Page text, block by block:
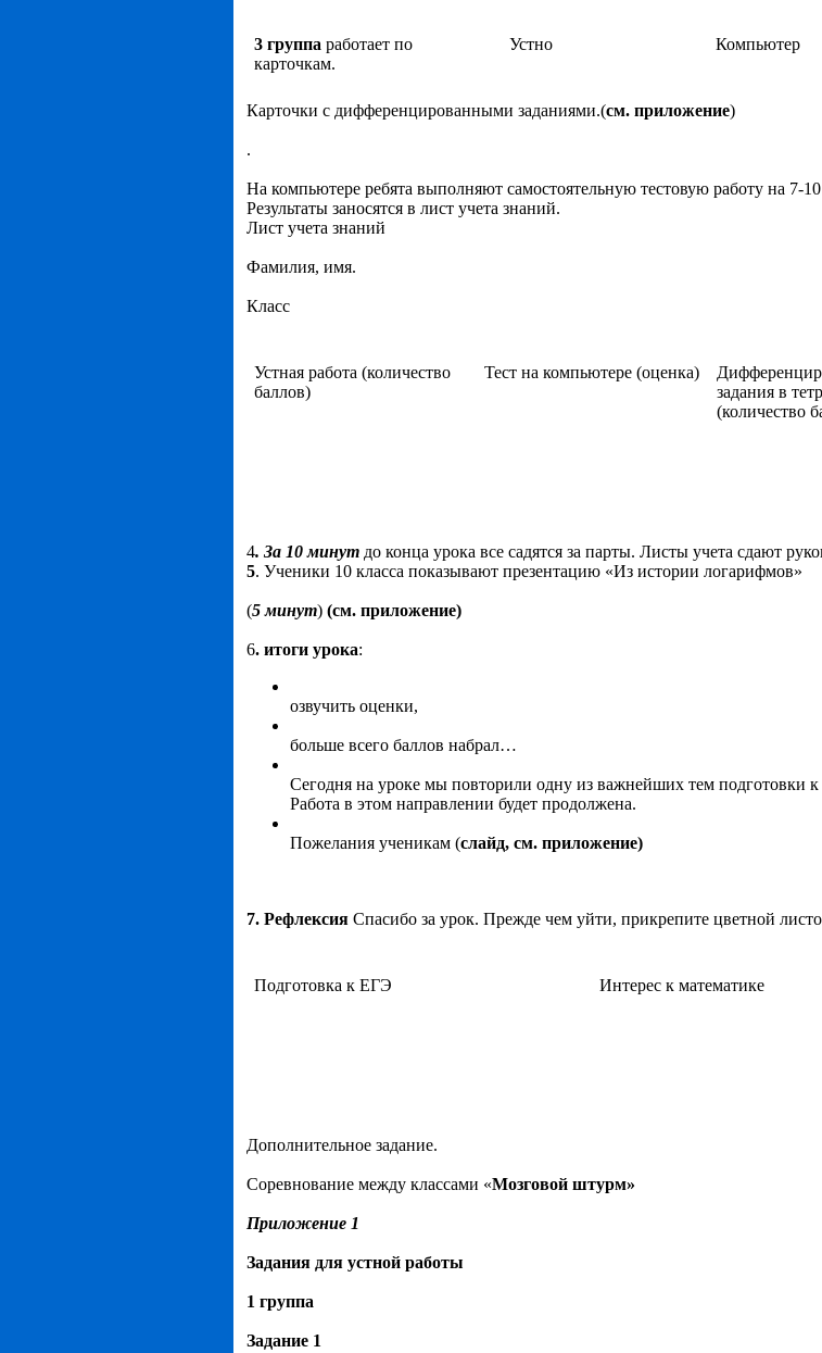
3 группа работает по
карточкам.
Устно Компьютер
Карточки с дифференцированными заданиями.(см. приложение)
.
На компьютере ребята выполняют самостоятельную тестовую работу на 7-
Результаты заносятся в лист учета знаний.
Лист учета знаний
Фамилия, имя.
Класс
Устная работа (количество
баллов)
Тест на компьютере (оценка)
задания в
(количество
4. За 10 минут до конца урока все садятся за парты. Листы учета сдают
5. Ученики 10 класса показывают презентацию «Из истории логарифмов»
(5 минут) (см. приложение)
6. итоги урока:
озвучить оценки,
больше всего баллов набрал…
Сегодня на уроке мы повторили одну из важнейших тем подготовки
Работа в этом направлении будет продолжена.
Пожелания ученикам (слайд, см. приложение)
7. Рефлексия Спасибо за урок. Прежде чем уйти, прикрепите цветной
Подготовка к ЕГЭ Интерес к математике
Дополнительное задание.
Соревнование между классами «Мозговой штурм»
Приложение 1
Задания для устной работы
1 группа
Задание 1